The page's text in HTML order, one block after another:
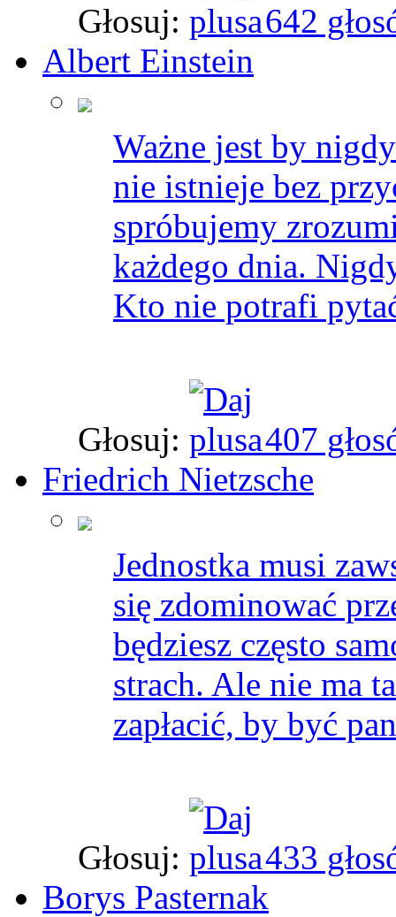
Głosuj:
642
Albert Einstein
Ważne jest by
nie istnieje bez
spróbujemy
każdego dnia.
Kto nie potrafi
Głosuj:
407
Friedrich Nietzsche
Jednostka musi
się zdominować
będziesz często
strach. Ale nie ma
zapłacić, by być
Głosuj:
433
Borys Pasternak